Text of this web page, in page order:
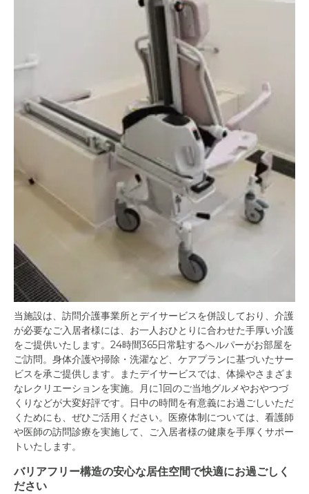
当施設は、訪問介護事業所とデイサービスを併設しており、介護
が必要なご入居者様には、お一人おひとりに合わせた手厚い介護
をご提供いたします。24時間365日常駐するヘルパーがお部屋を
ご訪問。身体介護や掃除・洗濯など、ケアプランに基づいたサー
ビスを承ご提供します。またデイサービスでは、体操やさまざま
なレクリエーションを実施。月に1回のご当地グルメやおやつづ
くりなどが大変好評です。日中の時間を有意義にお過ごしいただ
くためにも、ぜひご活用ください。医療体制については、看護師
や医師の訪問診療を実施して、ご入居者様の健康を手厚くサポー
トいたします。
バリアフリー構造の安心な居住空間で快適にお過ごしく
ださい